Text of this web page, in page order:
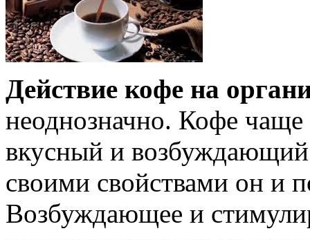
Действие кофе на
неоднозначно. Кофе чаще
вкусный и
своими свойствами он и
Возбуждающее и